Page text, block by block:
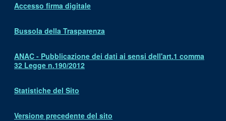
Accesso firma digitale
Bussola della Trasparenza
ANAC - Pubblicazione dei dati ai sensi dell'art.1 comma
32 Legge n.190/2012
Statistiche del Sito
Versione precedente del sito